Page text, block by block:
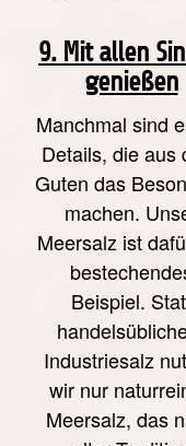
9. Mit allen
genießen
Manchmal sind
Details, die aus
Guten das
machen.
Meersalz ist
Beispiel.
Industriesalz
wir nur
Meersalz, das